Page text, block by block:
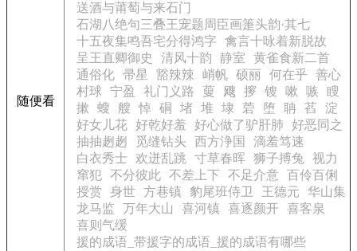
随便看
送酒与莆萄与来石门
石湖八绝句三叠王宠题周臣画箑头韵·其七
十五夜集鸣吾宅分得鸿字
禽言十咏着新脱故
呈王直卿御史
清风十韵 静室
黄雀食新二首
通俗化 帚星 豁辣辣 峭帆 硕丽 何在乎 善心
村球
宁盈 礼门义路 蓃 飕 摉 锼 嗽 嗾
瞍
摗
螋 艘 悼 硐 堵 堆 埭 菪 堕 聃 萏
淀
好女儿花 好乾好羞 好心做了驴肝肺
好恶同之
抽抽趔趔
觅缝钻头 西方浄国
滴羞笃速
白衣秀士
欢迸乱跳 寸草春晖 狮子搏兔
视力
窜犯 不分彼此 不差上下 不足介意
百伶百俐
授赏
身世 方巷镇 豹尾班侍卫 王德元
华山集
龙马监
万年大山 喜河镇 喜逐颜开
喜客泉
喜则气缓
援的成语_带援字的成语_援的成语有哪些